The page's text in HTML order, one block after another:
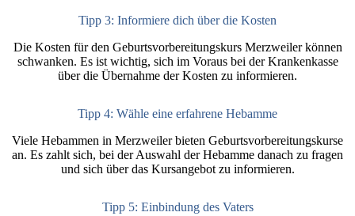
Tipp 3: Informiere dich über die Kosten
Die Kosten für den Geburtsvorbereitungskurs Merzweiler können
schwanken. Es ist wichtig, sich im Voraus bei der Krankenkasse
über die Übernahme der Kosten zu informieren.
Tipp 4: Wähle eine erfahrene Hebamme
Viele Hebammen in Merzweiler bieten Geburtsvorbereitungskurse
an. Es zahlt sich, bei der Auswahl der Hebamme danach zu fragen
und sich über das Kursangebot zu informieren.
Tipp 5: Einbindung des Vaters